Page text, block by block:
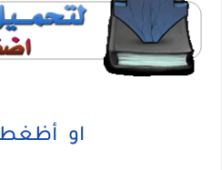
او